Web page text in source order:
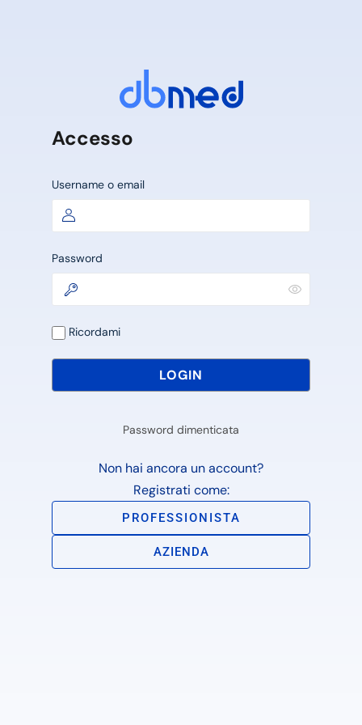
Accesso
Username o email
Password
Ricordami
Password dimenticata
Non hai ancora un account?
Registrati come:
PROFESSIONISTA
AZIENDA